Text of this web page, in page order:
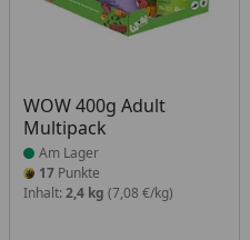
WOW 400g Adult
Multipack
Produkt am Lager
Am Lager
17 Punkte
Inhalt: 2,4 kg (7,08 €/kg)